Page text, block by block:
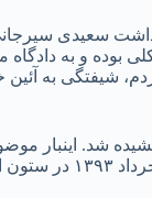
بوده و به
شیفتگی به
کشیده شد.